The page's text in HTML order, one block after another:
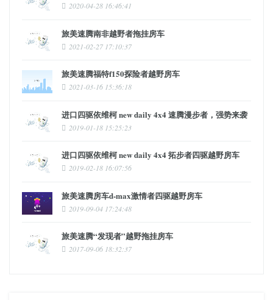
2020-04-28 16:46:41
旅美速腾南非越野者拖挂房车
2021-02-27 17:10:37
旅美速腾福特f150探险者越野房车
2021-03-16 15:36:18
进口四驱依维柯 new daily 4x4 速腾漫步者，强势来袭
2019-01-18 15:25:23
进口四驱依维柯 new daily 4x4 拓步者四驱越野房车
2019-02-18 16:07:56
旅美速腾房车d-max激情者四驱越野房车
2019-09-04 17:24:48
旅美速腾“发现者”越野拖挂房车
2017-09-06 18:32:37